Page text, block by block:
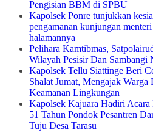
Pengisian BBM di SPBU
Kapolsek Ponre tunjukkan
pengamanan kunjungan
halamannya
Pelihara Kamtibmas,
Wilayah Pesisir Dan Sambangi
Kapolsek Tellu Siattinge Beri
Shalat Jumat, Mengajak Warga
Keamanan Lingkungan
Kapolsek Kajuara Hadiri
51 Tahun Pondok Pesantren
Tuju Desa Tarasu